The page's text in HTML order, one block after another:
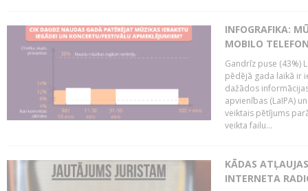
INFOGRAFIKA:
MOBILO
Gandrīz puse (43%)
pēdējā gada laikā ir
dažādos
apvienības (LaIPA)
veiktais pētījums
veikta failu...
KĀDAS
INTERNETA